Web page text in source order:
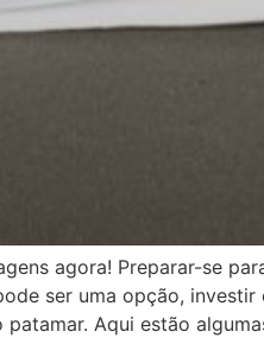
agora! Preparar-se
ser uma opção,
patamar. Aqui estão